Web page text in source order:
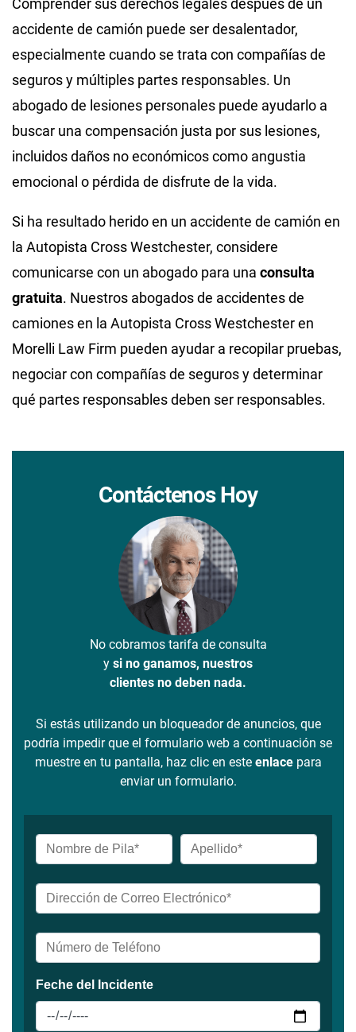
Comprender sus derechos legales después de un
accidente de camión puede ser desalentador,
especialmente cuando se trata con compañías de
seguros y múltiples partes responsables. Un
abogado de lesiones personales puede ayudarlo a
buscar una compensación justa por sus lesiones,
incluidos daños no económicos como angustia
emocional o pérdida de disfrute de la vida.
Si ha resultado herido en un accidente de camión en
la Autopista Cross Westchester, considere
comunicarse con un abogado para una consulta
gratuita. Nuestros abogados de accidentes de
camiones en la Autopista Cross Westchester en
Morelli Law Firm pueden ayudar a recopilar pruebas,
negociar con compañías de seguros y determinar
qué partes responsables deben ser responsables.
Contáctenos Hoy
No cobramos tarifa de consulta
y si no ganamos, nuestros
clientes no deben nada.
Si estás utilizando un bloqueador de anuncios, que
podría impedir que el formulario web a continuación se
muestre en tu pantalla, haz clic en este enlacepara
enviar un formulario.